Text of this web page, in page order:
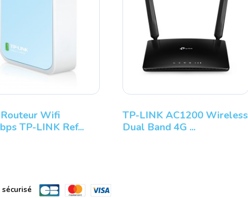
Wifi
TP-LINK Ref...
TP-LINK AC1200 Wireless
Dual Band 4G ...